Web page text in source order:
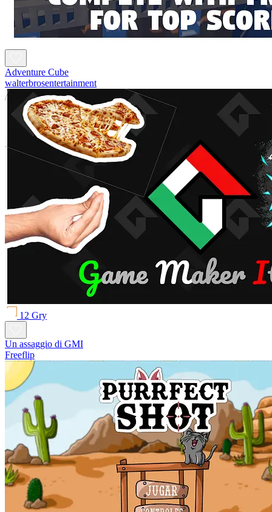
Adventure Cube
walterbrosentertainment
12 Gry
Un assaggio di GMI
Freeflip